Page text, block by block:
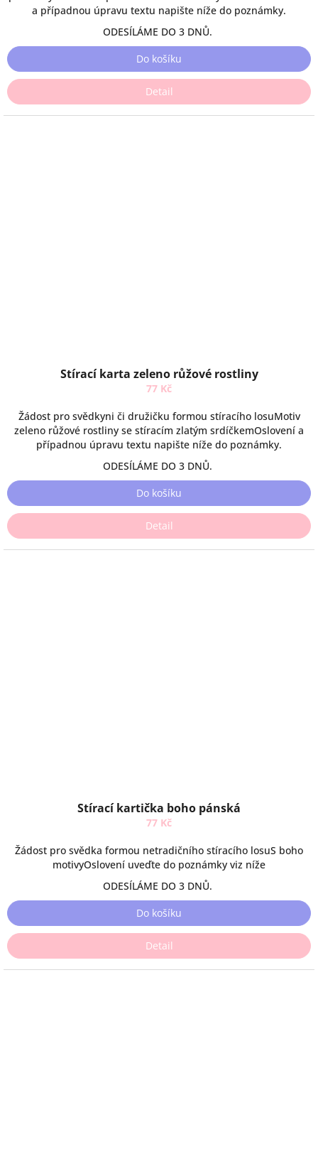
a případnou úpravu textu napište níže do poznámky.
ODESÍLÁME DO 3 DNŮ.
Do košíku
Detail
Stírací karta zeleno růžové rostliny
77 Kč
Žádost pro svědkyni či družičku formou stíracího losuMotiv
zeleno růžové rostliny se stíracím zlatým srdíčkemOslovení a
případnou úpravu textu napište níže do poznámky.
ODESÍLÁME DO 3 DNŮ.
Do košíku
Detail
Stírací kartička boho pánská
77 Kč
Žádost pro svědka formou netradičního stíracího losuS boho
motivyOslovení uveďte do poznámky viz níže
ODESÍLÁME DO 3 DNŮ.
Do košíku
Detail